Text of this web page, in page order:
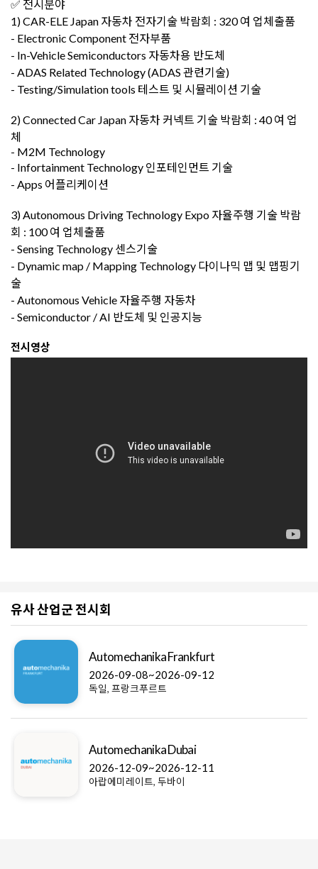
✅ 전시분야
1) CAR-ELE Japan 자동차 전자기술 박람회 : 320 여 업체출품
- Electronic Component 전자부품
- In-Vehicle Semiconductors 자동차용 반도체
- ADAS Related Technology (ADAS 관련기술)
- Testing/Simulation tools 테스트 및 시뮬레이션 기술
2) Connected Car Japan 자동차 커넥트 기술 박람회 : 40 여 업
체
- M2M Technology
- Infortainment Technology 인포테인먼트 기술
- Apps 어플리케이션
3) Autonomous Driving Technology Expo 자율주행 기술 박람
회 : 100 여 업체출품
- Sensing Technology 센스기술
- Dynamic map / Mapping Technology 다이나믹 맵 및 맵핑기
술
- Autonomous Vehicle 자율주행 자동차
- Semiconductor / AI 반도체 및 인공지능
전시영상
유사 산업군 전시회
Automechanika Frankfurt
2026-09-08~2026-09-12
독일, 프랑크푸르트
Automechanika Dubai
2026-12-09~2026-12-11
아랍에미레이트, 두바이